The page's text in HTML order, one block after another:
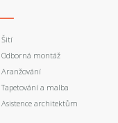
Šití
Odborná montáž
Aranžování
Tapetování a malba
Asistence architektům